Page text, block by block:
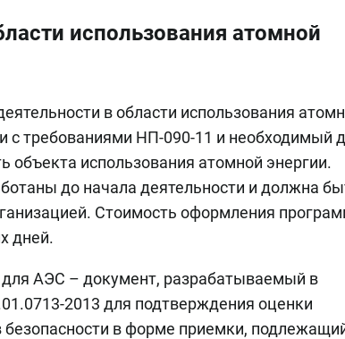
использования атомной
в области использования
с требованиями НП-090-11 и необходимый
использования атомной энергии.
до начала деятельности и должна
Стоимость оформления
дней.
для АЭС – документ, разрабатываемый в
2013 для подтверждения оценки
безопасности в форме приемки,